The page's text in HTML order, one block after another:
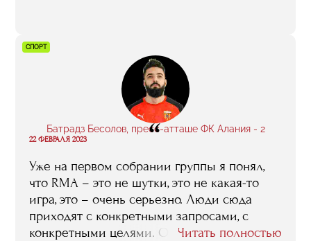
факультете преподают, они спорт не с
вертолета видели, они все – реальные
действующие практики.
СПОРТ
Батрадз Бесолов, пресс-атташе ФК Алания - 2
“
22 ФЕВРАЛЯ 2023
Уже на первом собрании группы я понял,
что RMA – это не шутки, это не какая-то
игра, это – очень серьезно. Люди сюда
приходят с конкретными запросами, с
конкретными целями. Они реально
Читать полностью